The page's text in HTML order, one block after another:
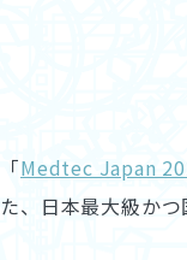
Medtec Japan
、日本最大級か